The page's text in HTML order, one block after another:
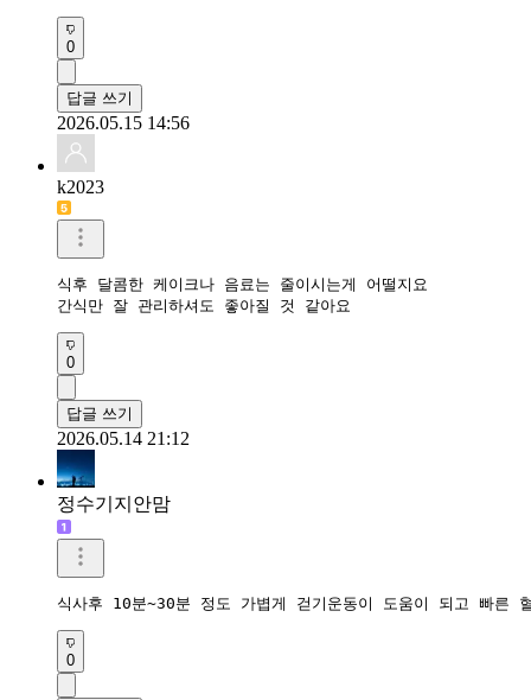
0
답글 쓰기
2026.05.15 14:56
k2023
식후 달콤한 케이크나 음료는 줄이시는게 어떨지요
간식만 잘 관리하셔도 좋아질 것 같아요
0
답글 쓰기
2026.05.14 21:12
정수기지안맘
식사후 10분~30분 정도 가볍게 걷기운동이 도움이 되고 빠른
0